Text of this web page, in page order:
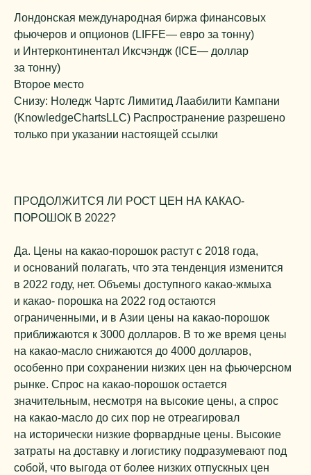
Лондонская международная биржа финансовых
фьючеров и опционов (LIFFE— евро за тонну)
и Интерконтинентал Иксчэндж (ICE— доллар
за тонну)
Второе место
Снизу: Ноледж Чартс Лимитид Лаабилити Кампани
(KnowledgeChartsLLC) Распространение разрешено
только при указании настоящей ссылки
ПРОДОЛЖИТСЯ ЛИ РОСТ ЦЕН НА КАКАО-
ПОРОШОК В 2022?
Да. Цены на какао-порошок растут с 2018 года,
и оснований полагать, что эта тенденция изменится
в 2022 году, нет. Объемы доступного какао-жмыха
и какао- порошка на 2022 год остаются
ограниченными, и в Азии цены на какао-порошок
приближаются к 3000 долларов. В то же время цены
на какао-масло снижаются до 4000 долларов,
особенно при сохранении низких цен на фьючерсном
рынке. Спрос на какао-порошок остается
значительным, несмотря на высокие цены, а спрос
на какао-масло до сих пор не отреагировал
на исторически низкие форвардные цены. Высокие
затраты на доставку и логистику подразумевают под
собой, что выгода от более низких отпускных цен